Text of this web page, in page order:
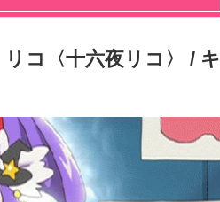
コ〈十六夜リコ〉 / キ